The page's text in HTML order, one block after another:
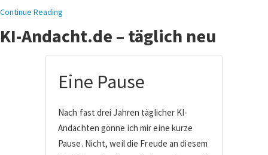
Continue Reading
KI-Andacht.de – täglich neu